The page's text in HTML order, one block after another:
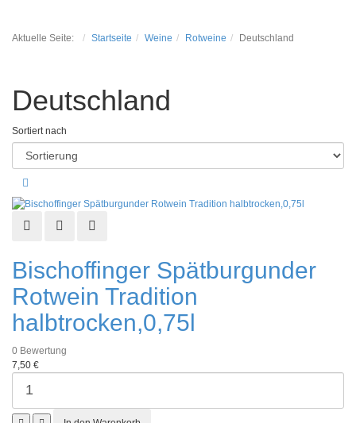
Aktuelle Seite: Startseite Weine Rotweine Deutschland
Deutschland
Sortiert nach
SchnellansichtZur Wunschliste hinzufügen
Bischoffinger Spätburgunder
Rotwein Tradition
halbtrocken,0,75l
0 Bewertung
7,50 €